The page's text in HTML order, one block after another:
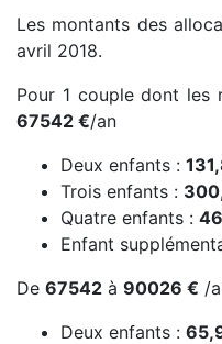
Les montants des
avril 2018.
Pour 1 couple dont les
67542 €/an
Deux enfants :
Trois enfants :
Quatre enfants :
Enfant
De 67542 à 90026 € /
Deux enfants :